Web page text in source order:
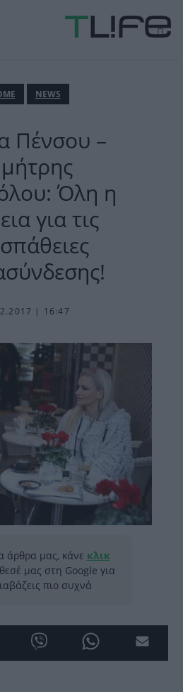
NEWS
Πένσου –
Όλη η
για τις
| 16:47
άρθρα μας, κάνε κλικ
μας στη Google για
πιο συχνά